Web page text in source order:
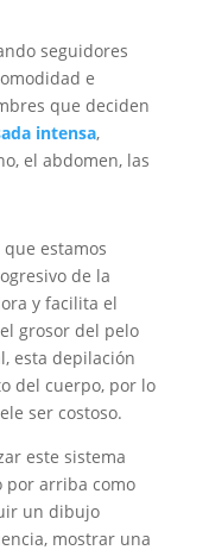
seguidores
e
que deciden
intensa,
el abdomen, las
estamos
de la
y facilita el
grosor del pelo
esta depilación
del cuerpo, por lo
ser costoso.
este sistema
por arriba como
un dibujo
mostrar una